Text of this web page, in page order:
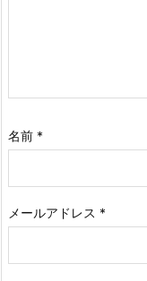
名前 *
メールアドレス *